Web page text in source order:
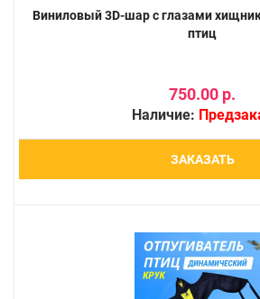
Виниловый 3D-шар с глазами
птиц
750.00 р.
Наличие:
ЗАКАЗАТЬ